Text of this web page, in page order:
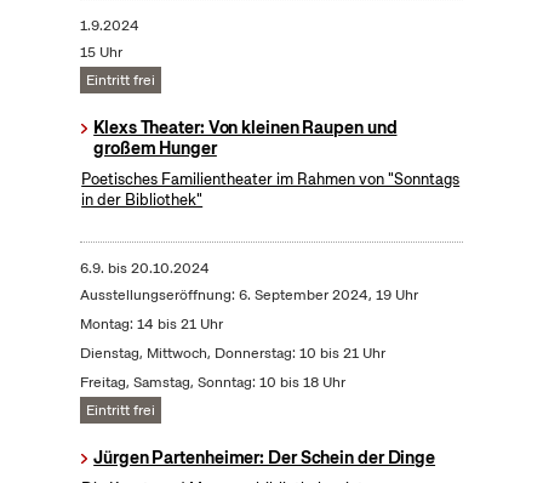
1.9.2024
15 Uhr
Eintritt frei
Klexs Theater: Von kleinen Raupen und
großem Hunger
Poetisches Familientheater im Rahmen von "Sonntags
in der Bibliothek"
6.9. bis20.10.2024
Ausstellungseröffnung: 6. September 2024, 19 Uhr
Montag: 14 bis 21 Uhr
Dienstag, Mittwoch, Donnerstag: 10 bis 21 Uhr
Freitag, Samstag, Sonntag: 10 bis 18 Uhr
Eintritt frei
Jürgen Partenheimer: Der Schein der Dinge